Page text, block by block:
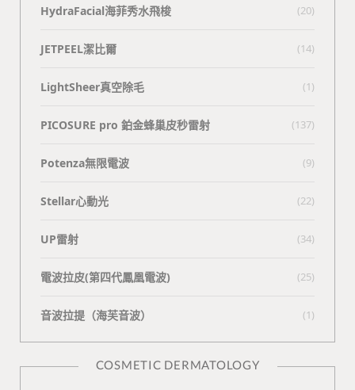
HydraFacial海菲秀水飛梭 (20)
JETPEEL潔比爾 (14)
LightSheer真空除毛 (1)
PICOSURE pro 鉑金蜂巢皮秒雷射 (137)
Potenza無限電波 (9)
Stellar心動光 (22)
UP雷射 (34)
電波拉皮(第四代鳳凰電波) (25)
⾳波拉提（海芙⾳波） (1)
COSMETIC DERMATOLOGY